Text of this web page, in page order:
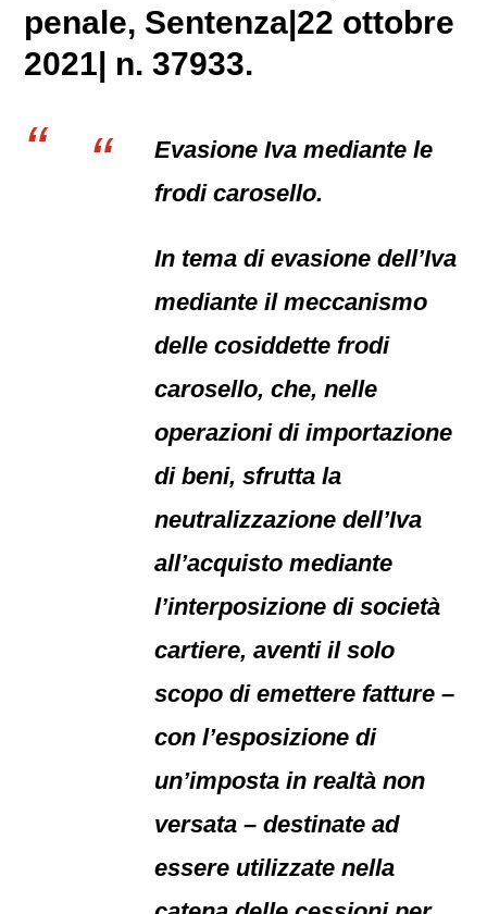
penale, Sentenza|22 ottobre
2021| n. 37933.
Evasione Iva mediante le
frodi carosello.
In tema di evasione dell’Iva
mediante il meccanismo
delle cosiddette frodi
carosello, che, nelle
operazioni di importazione
di beni, sfrutta la
neutralizzazione dell’Iva
all’acquisto mediante
l’interposizione di società
cartiere, aventi il solo
scopo di emettere fatture –
con l’esposizione di
un’imposta in realtà non
versata – destinate ad
essere utilizzate nella